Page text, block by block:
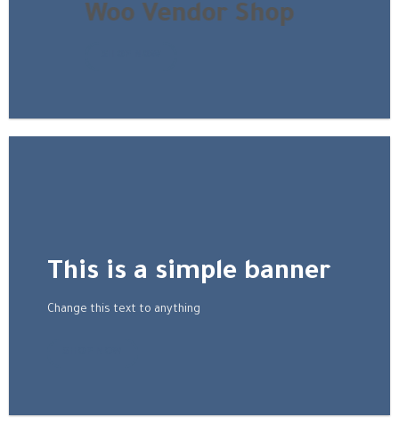
Woo Vendor Shop
This is a simple banner
Change this text to anything